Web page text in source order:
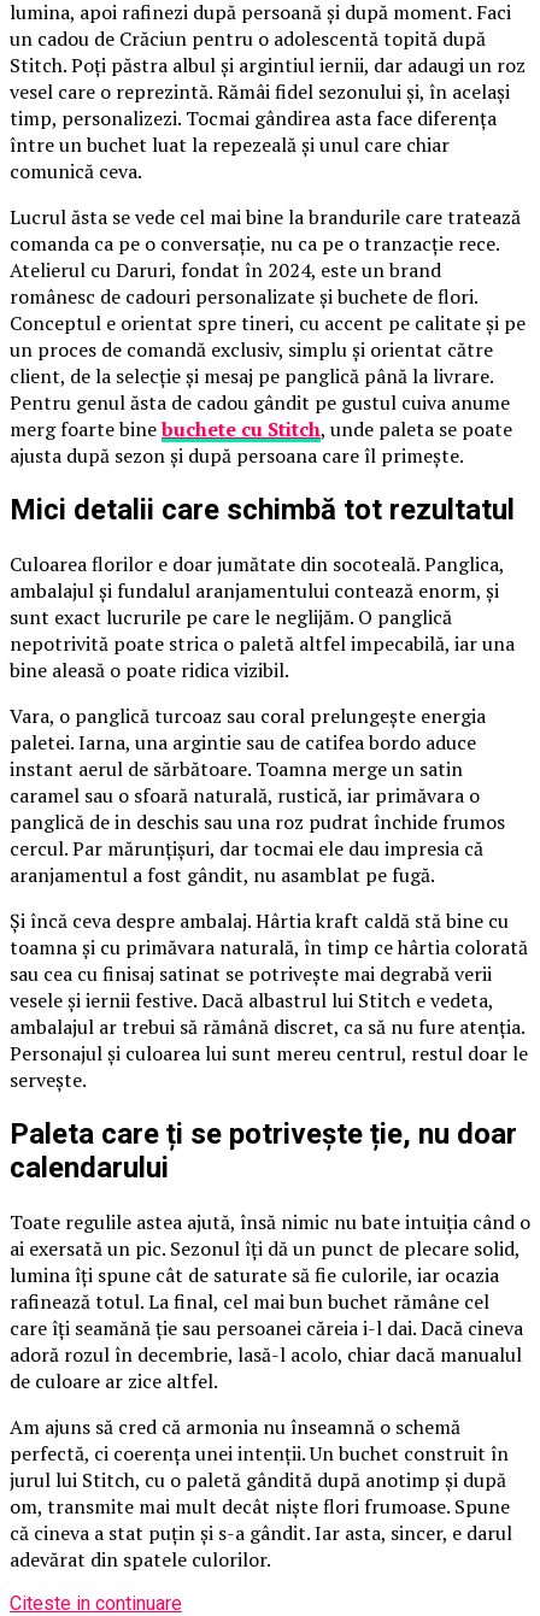
lumina, apoi rafinezi după persoană și după moment. Faci
un cadou de Crăciun pentru o adolescentă topită după
Stitch. Poți păstra albul și argintiul iernii, dar adaugi un roz
vesel care o reprezintă. Rămâi fidel sezonului și, în același
timp, personalizezi. Tocmai gândirea asta face diferența
între un buchet luat la repezeală și unul care chiar
comunică ceva.
Lucrul ăsta se vede cel mai bine la brandurile care tratează
comanda ca pe o conversație, nu ca pe o tranzacție rece.
Atelierul cu Daruri, fondat în 2024, este un brand
românesc de cadouri personalizate și buchete de flori.
Conceptul e orientat spre tineri, cu accent pe calitate și pe
un proces de comandă exclusiv, simplu și orientat către
client, de la selecție și mesaj pe panglică până la livrare.
Pentru genul ăsta de cadou gândit pe gustul cuiva anume
merg foarte binebuchete cu Stitch, unde paleta se poate
ajusta după sezon și după persoana care îl primește.
Mici detalii care schimbă tot rezultatul
Culoarea florilor e doar jumătate din socoteală. Panglica,
ambalajul și fundalul aranjamentului contează enorm, și
sunt exact lucrurile pe care le neglijăm. O panglică
nepotrivită poate strica o paletă altfel impecabilă, iar una
bine aleasă o poate ridica vizibil.
Vara, o panglică turcoaz sau coral prelungește energia
paletei. Iarna, una argintie sau de catifea bordo aduce
instant aerul de sărbătoare. Toamna merge un satin
caramel sau o sfoară naturală, rustică, iar primăvara o
panglică de in deschis sau una roz pudrat închide frumos
cercul. Par mărunțișuri, dar tocmai ele dau impresia că
aranjamentul a fost gândit, nu asamblat pe fugă.
Și încă ceva despre ambalaj. Hârtia kraft caldă stă bine cu
toamna și cu primăvara naturală, în timp ce hârtia colorată
sau cea cu finisaj satinat se potrivește mai degrabă verii
vesele și iernii festive. Dacă albastrul lui Stitch e vedeta,
ambalajul ar trebui să rămână discret, ca să nu fure atenția.
Personajul și culoarea lui sunt mereu centrul, restul doar le
servește.
Paleta care ți se potrivește ție, nu doar
calendarului
Toate regulile astea ajută, însă nimic nu bate intuiția când o
ai exersată un pic. Sezonul îți dă un punct de plecare solid,
lumina îți spune cât de saturate să fie culorile, iar ocazia
rafinează totul. La final, cel mai bun buchet rămâne cel
care îți seamănă ție sau persoanei căreia i-l dai. Dacă cineva
adoră rozul în decembrie, lasă-l acolo, chiar dacă manualul
de culoare ar zice altfel.
Am ajuns să cred că armonia nu înseamnă o schemă
perfectă, ci coerența unei intenții. Un buchet construit în
jurul lui Stitch, cu o paletă gândită după anotimp și după
om, transmite mai mult decât niște flori frumoase. Spune
că cineva a stat puțin și s-a gândit. Iar asta, sincer, e darul
adevărat din spatele culorilor.
Citeste in continuare